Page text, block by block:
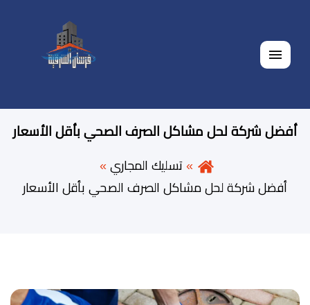
القائمة
أفضل شركة لحل مشاكل الصرف الصحي بأقل الأسعار
تسليك المجاري
أفضل شركة لحل مشاكل الصرف الصحي بأقل الأسعار